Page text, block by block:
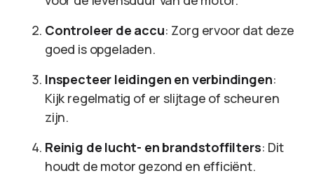
Controleer de accu: Zorg ervoor dat deze
goed is opgeladen.
Inspecteer leidingen en verbindingen:
Kijk regelmatig of er slijtage of scheuren
zijn.
Reinig de lucht- en brandstoffilters: Dit
houdt de motor gezond en efficiënt.